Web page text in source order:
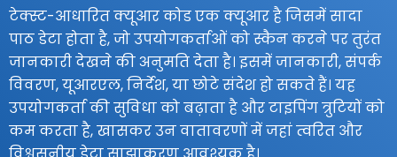
टेक्स्ट-आधारित क्यूआर कोड एक क्यूआर है जिसमें सादा
पाठ डेटा होता है, जो उपयोगकर्ताओं को स्कैन करने पर तुरंत
जानकारी देखने की अनुमति देता है। इसमें जानकारी, संपर्क
विवरण, यूआरएल, निर्देश, या छोटे संदेश हो सकते हैं। यह
उपयोगकर्ता की सुविधा को बढ़ाता है और टाइपिंग त्रुटियों को
कम करता है, खासकर उन वातावरणों में जहां त्वरित और